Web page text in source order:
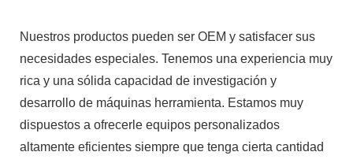
Nuestros productos pueden ser OEM y satisfacer sus
necesidades especiales. Tenemos una experiencia muy
rica y una sólida capacidad de investigación y
desarrollo de máquinas herramienta. Estamos muy
dispuestos a ofrecerle equipos personalizados
altamente eficientes siempre que tenga cierta cantidad